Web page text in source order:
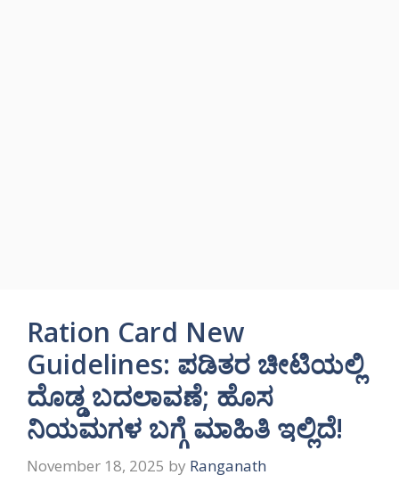
Ration Card New
Guidelines: ಪಡಿತರ ಚೀಟಿಯಲ್ಲಿ
ದೊಡ್ಡ ಬದಲಾವಣೆ; ಹೊಸ
ನಿಯಮಗಳ ಬಗ್ಗೆ ಮಾಹಿತಿ ಇಲ್ಲಿದೆ!
November 18, 2025 by Ranganath